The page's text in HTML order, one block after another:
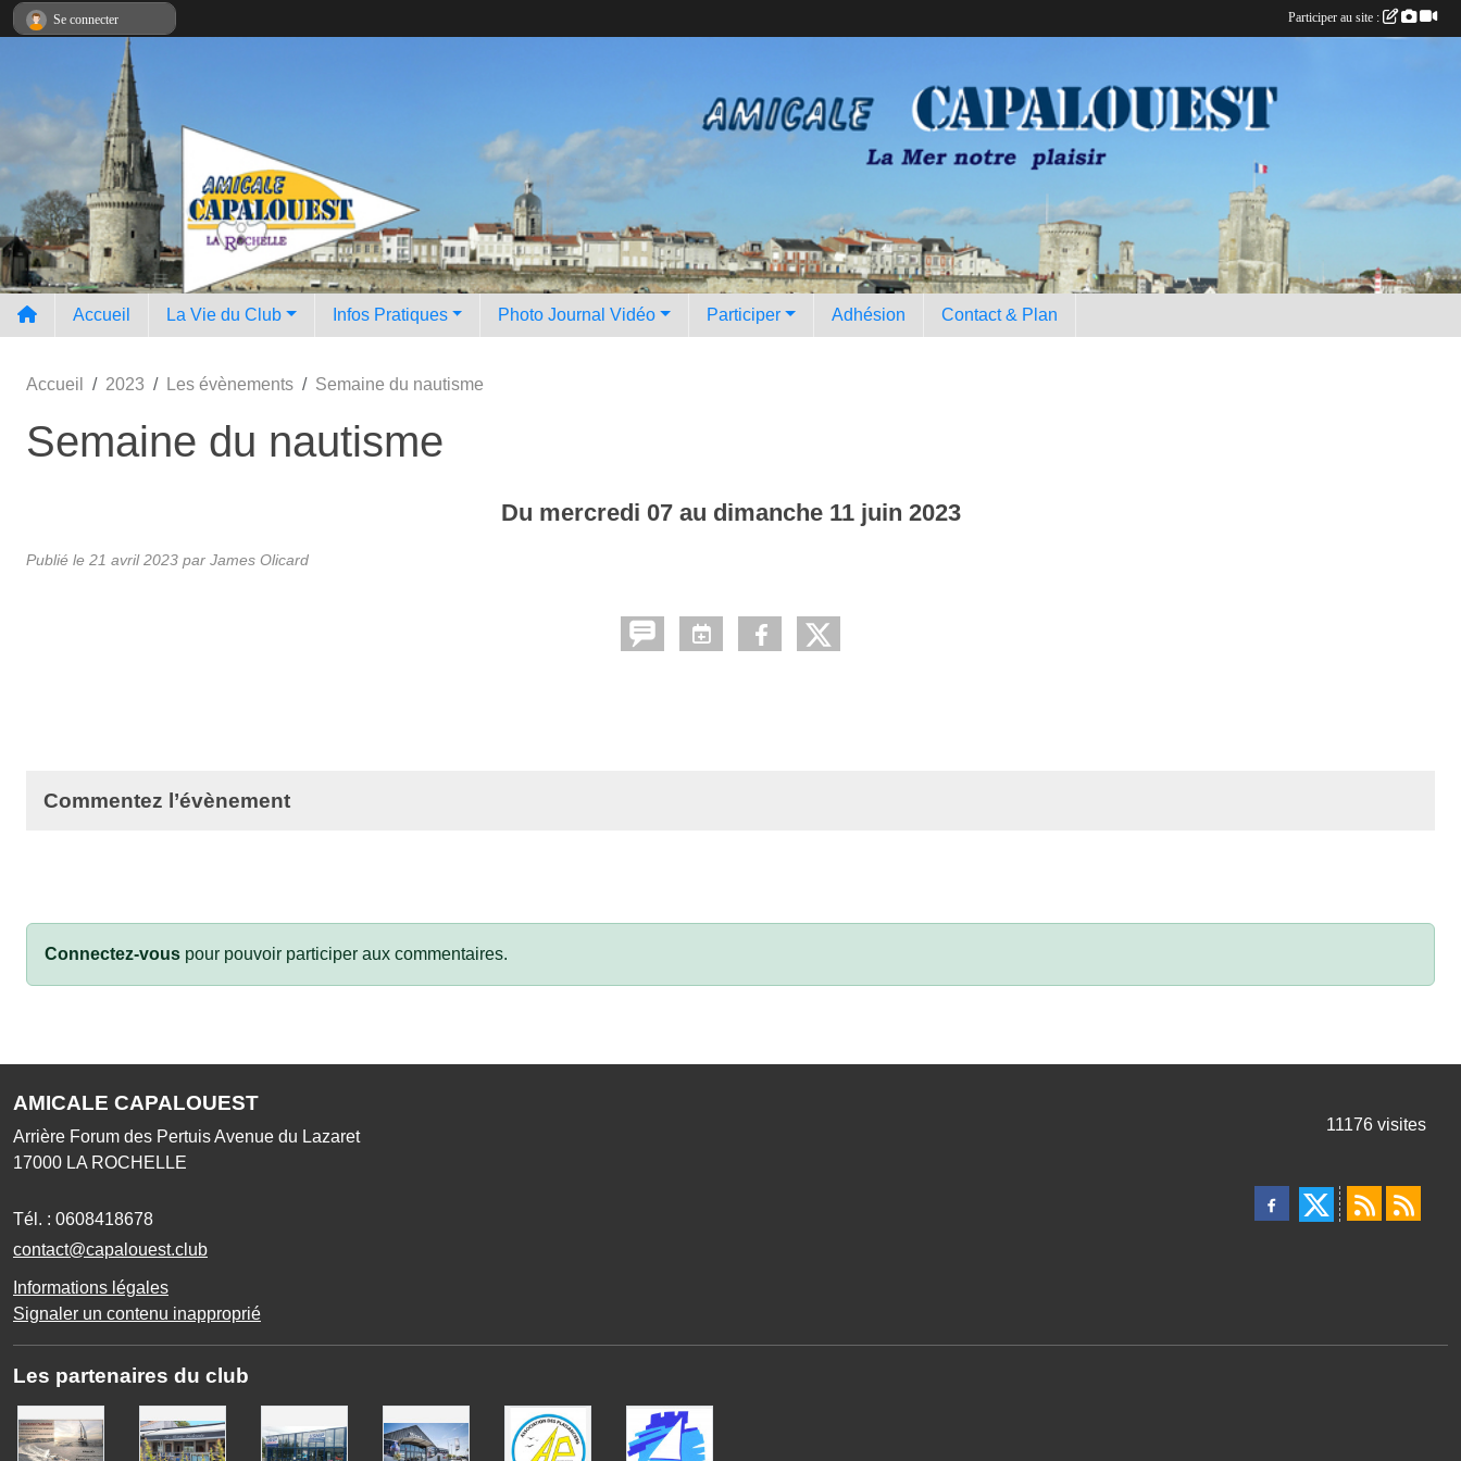
Accueil La Vie du Club Infos Pratiques Photo Journal Vidéo Participer Adhésion Contact & Plan
Accueil 2023 Les évènements Semaine du nautisme
Semaine du nautisme
Du mercredi 07au dimanche 11 juin 2023
Publié le 21 avril 2023 par James Olicard
Commentez l’évènement
Connectez-vous pour pouvoir participer aux commentaires.
AMICALE CAPALOUEST
Arrière Forum des Pertuis Avenue du Lazaret
17000 LA ROCHELLE
Tél. : 0608418678
contact@capalouest.club
Informations légales
Signaler un contenu inapproprié
11176 visites
Les partenaires du club
Se connecter Participer au site :
Panneau de gestion des cookies